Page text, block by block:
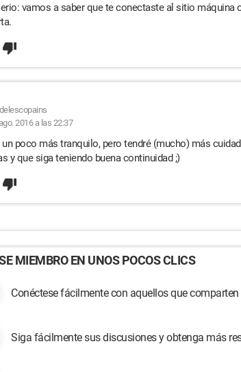
vamos a saber que te conectaste al sitio máquina
2016 a las 22:37
un poco más tranquilo, pero tendré (mucho) más
y que siga teniendo buena continuidad ;)
MIEMBRO EN UNOS POCOS CLICS
Conéctese fácilmente con aquellos que comparten
Siga fácilmente sus discusiones y obtenga más